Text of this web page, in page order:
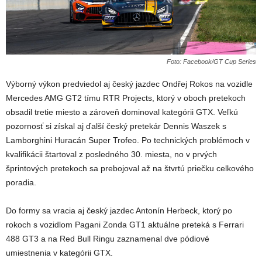
Foto: Facebook/GT Cup Series
Výborný výkon predviedol aj český jazdec Ondřej Rokos na vozidle
Mercedes AMG GT2 tímu RTR Projects, ktorý v oboch pretekoch
obsadil tretie miesto a zároveň dominoval kategórii GTX. Veľkú
pozornosť si získal aj ďalší český pretekár Dennis Waszek s
Lamborghini Huracán Super Trofeo. Po technických problémoch v
kvalifikácii štartoval z posledného 30. miesta, no v prvých
šprintových pretekoch sa prebojoval až na štvrtú priečku celkového
poradia.
Do formy sa vracia aj český jazdec Antonín Herbeck, ktorý po
rokoch s vozidlom Pagani Zonda GT1 aktuálne preteká s Ferrari
488 GT3 a na Red Bull Ringu zaznamenal dve pódiové
umiestnenia v kategórii GTX.